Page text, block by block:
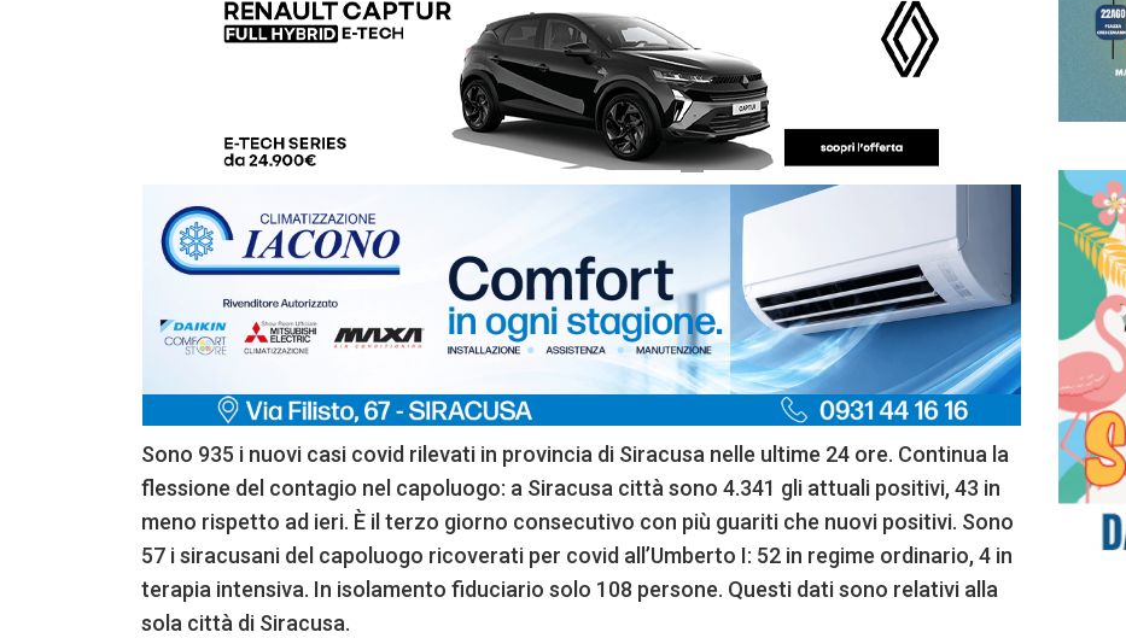
Sono 935 i nuovi casi covid rilevati in provincia di Siracusa nelle ultime 24 ore. Continua la
flessione del contagio nel capoluogo: a Siracusa città sono 4.341 gli attuali positivi, 43 in
meno rispetto ad ieri. È il terzo giorno consecutivo con più guariti che nuovi positivi. Sono
57 i siracusani del capoluogo ricoverati per covid all’Umberto I: 52 in regime ordinario, 4 in
terapia intensiva. In isolamento fiduciario solo 108 persone. Questi dati sono relativi alla
sola città di Siracusa.